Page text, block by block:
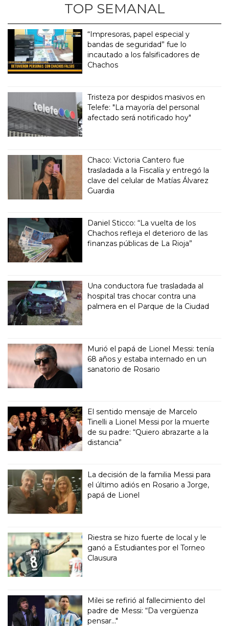
TOP SEMANAL
“Impresoras, papel especial y
bandas de seguridad” fue lo
incautado a los falsificadores de
Chachos
Tristeza por despidos masivos en
Telefe: "La mayoría del personal
afectado será notificado hoy"
Chaco: Victoria Cantero fue
trasladada a la Fiscalía y entregó la
clave del celular de Matías Álvarez
Guardia
Daniel Sticco: “La vuelta de los
Chachos refleja el deterioro de las
finanzas públicas de La Rioja”
Una conductora fue trasladada al
hospital tras chocar contra una
palmera en el Parque de la Ciudad
Murió el papá de Lionel Messi: tenía
68 años y estaba internado en un
sanatorio de Rosario
El sentido mensaje de Marcelo
Tinelli a Lionel Messi por la muerte
de su padre: “Quiero abrazarte a la
distancia”
La decisión de la familia Messi para
el último adiós en Rosario a Jorge,
papá de Lionel
Riestra se hizo fuerte de local y le
ganó a Estudiantes por el Torneo
Clausura
Milei se refirió al fallecimiento del
padre de Messi: “Da vergüenza
pensar..."